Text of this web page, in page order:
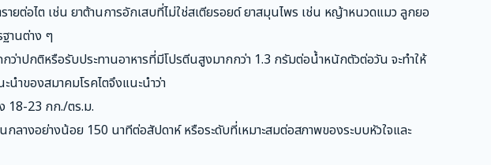
ยต่อไต เช่น ยาต้านการอักเสบที่ไม่ใช่สเตียรอยด์ ยาสมุนไพร เช่น หญ้าหนวดแมว ลูกยอ
านต่าง ๆ
ปกติหรือรับประทานอาหารที่มีโปรตีนสูงมากกว่า 1.3 กรัมต่อน้ำหนักตัวต่อวัน จะทำให้
นำของสมาคมโรคไตจึงแนะนำว่า
18-23 กก./ตร.ม.
างอย่างน้อย 150 นาทีต่อสัปดาห์ หรือระดับที่เหมาะสมต่อสภาพของระบบหัวใจและ